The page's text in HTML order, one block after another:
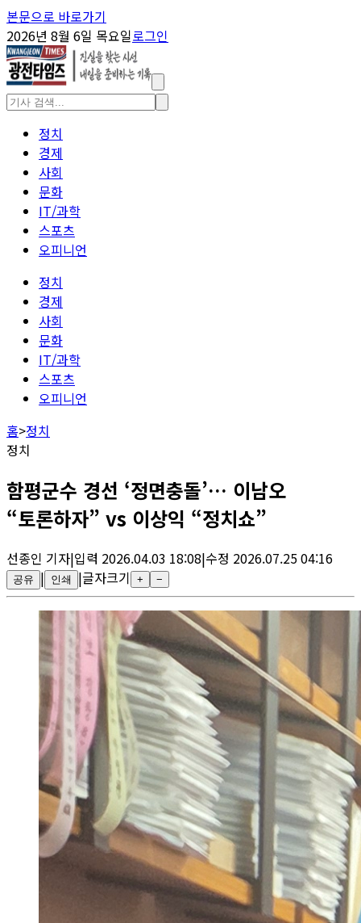
본문으로 바로가기
2026년 8월 6일 목요일로그인
정치
경제
사회
문화
IT/과학
스포츠
오피니언
정치
경제
사회
문화
IT/과학
스포츠
오피니언
홈>정치
정치
함평군수 경선 ‘정면충돌’… 이남오
“토론하자” vs 이상익 “정치쇼”
선종인 기자|입력 2026.04.03 18:08|수정 2026.07.25 04:16
공유 | 인쇄 |글자크기 + −